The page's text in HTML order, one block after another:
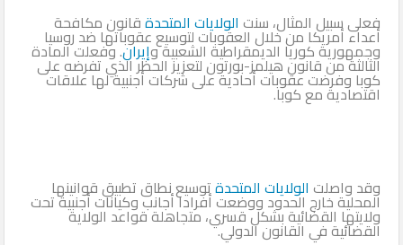
فعلى سبيل المثال، سنت الولايات المتحدةقانون مكافحة
أعداء أمريكا من خلال العقوبات لتوسيع عقوباتها ضد روسيا
وجمهورية كوريا الديمقراطية الشعبية وإيران. وفعلت المادة
الثالثة من قانون هيلمز-بورتون لتعزيز الحظر الذي تفرضه على
كوبا وفرضت عقوبات أحادية على شركات أجنبية لها علاقات
اقتصادية مع كوبا.
وقد واصلت الولايات المتحدةتوسيع نطاق تطبيق قوانينها
المحلية خارج الحدود ووضعت أفرادا أجانب وكيانات أجنبية تحت
ولايتها القضائية بشكل قسري، متجاهلة قواعد الولاية
القضائية في القانون الدولي.